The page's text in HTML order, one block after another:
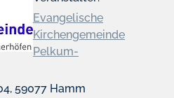
Evangelische
Kirchengemeinde
Pelkum-
59077 Hamm